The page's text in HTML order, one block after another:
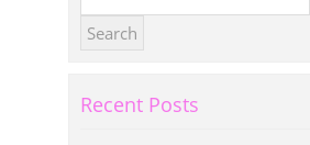
for:
Recent Posts